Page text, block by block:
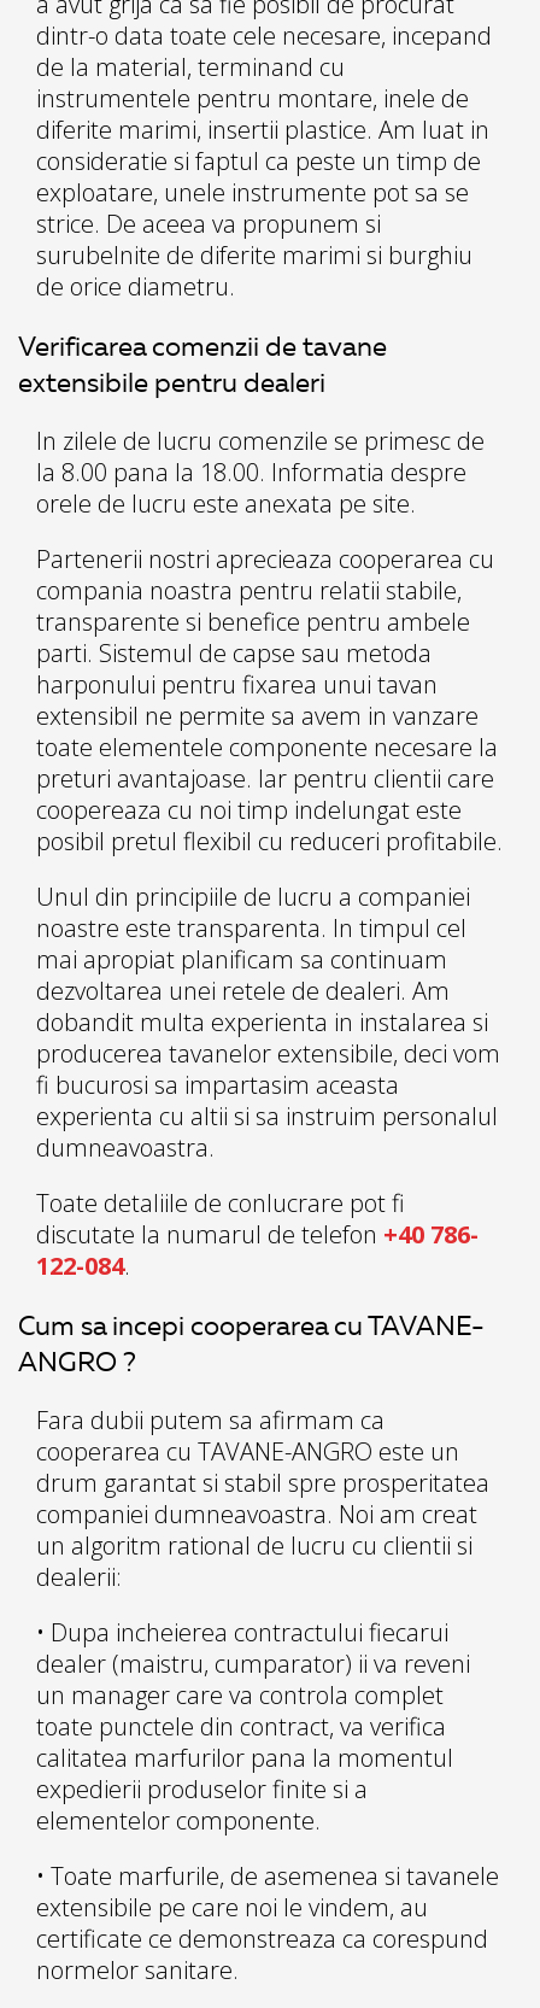
dintr-o data toate cele necesare, incepand
de la material, terminand cu
instrumentele pentru montare, inele de
diferite marimi, insertii plastice. Am luat in
consideratie si faptul ca peste un timp de
exploatare, unele instrumente pot sa se
strice. De aceea va propunem si
surubelnite de diferite marimi si burghiu
de orice diametru.
Verificarea comenzii de tavane
extensibile pentru dealeri
In zilele de lucru comenzile se primesc de
la 8.00 pana la 18.00. Informatia despre
orele de lucru este anexata pe site.
Partenerii nostri aprecieaza cooperarea cu
compania noastra pentru relatii stabile,
transparente si benefice pentru ambele
parti. Sistemul de capse sau metoda
harponului pentru fixarea unui tavan
extensibil ne permite sa avem in vanzare
toate elementele componente necesare la
preturi avantajoase. Iar pentru clientii care
coopereaza cu noi timp indelungat este
posibil pretul flexibil cu reduceri profitabile.
Unul din principiile de lucru a companiei
noastre este transparenta. In timpul cel
mai apropiat planificam sa continuam
dezvoltarea unei retele de dealeri. Am
dobandit multa experienta in instalarea si
producerea tavanelor extensibile, deci vom
fi bucurosi sa impartasim aceasta
experienta cu altii si sa instruim personalul
dumneavoastra.
Toate detaliile de conlucrare pot fi
discutate la numarul de telefon +40 786-
122-084.
Cum sa incepi cooperarea cu TAVANE-
ANGRO ?
Fara dubii putem sa afirmam ca
cooperarea cu TAVANE-ANGRO este un
drum garantat si stabil spre prosperitatea
companiei dumneavoastra. Noi am creat
un algoritm rational de lucru cu clientii si
dealerii:
• Dupa incheierea contractului fiecarui
dealer (maistru, cumparator) ii va reveni
un manager care va controla complet
toate punctele din contract, va verifica
calitatea marfurilor pana la momentul
expedierii produselor finite si a
elementelor componente.
• Toate marfurile, de asemenea si tavanele
extensibile pe care noi le vindem, au
certificate ce demonstreaza ca corespund
normelor sanitare.